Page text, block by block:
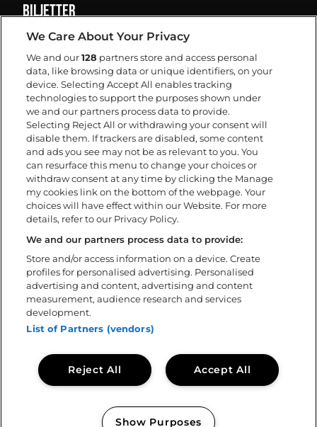
Biljetter
Info
Hitta hit
Camping/Boende
Barn på festivalen
Tillgänglighet
Under festivalen
FAQ
Om
Ladda ner app
Policys
Tillgänglighetsredogörelse
Volontär
Kontakta oss
Sweden Rock Spirits
Sweden Rock Magazine
We Care About Your Privacy
We and our128 partners store and access personal
data, like browsing data or unique identifiers, on your
device. Selecting Accept All enables tracking
technologies to support the purposes shown under
we and our partners process data to provide.
Selecting Reject All or withdrawing your consent will
disable them. If trackers are disabled, some content
and ads you see may not be as relevant to you. You
can resurface this menu to change your choices or
withdraw consent at any time by clicking the Manage
my cookies link on the bottom of the webpage. Your
choices will have effect within our Website. For more
details, refer to our Privacy Policy.
We and our partners process data to provide:
Store and/or access information on a device. Create
profiles for personalised advertising. Personalised
advertising and content, advertising and content
measurement, audience research and services
development.
List of Partners (vendors)
Accept All
Reject All
Show Purposes